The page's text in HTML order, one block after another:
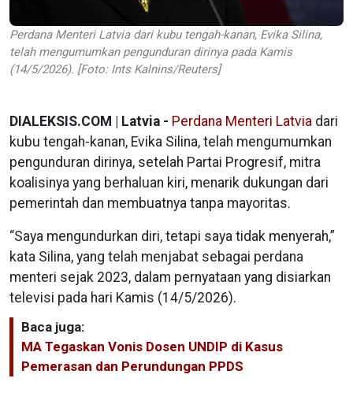
Perdana Menteri Latvia dari kubu tengah-kanan, Evika Silina,
telah mengumumkan pengunduran dirinya pada Kamis
(14/5/2026). [Foto: Ints Kalnins/Reuters]
DIALEKSIS.COM | Latvia - Perdana Menteri Latvia dari
kubu tengah-kanan, Evika Silina, telah mengumumkan
pengunduran dirinya, setelah Partai Progresif, mitra
koalisinya yang berhaluan kiri, menarik dukungan dari
pemerintah dan membuatnya tanpa mayoritas.
“Saya mengundurkan diri, tetapi saya tidak menyerah,”
kata Silina, yang telah menjabat sebagai perdana
menteri sejak 2023, dalam pernyataan yang disiarkan
televisi pada hari Kamis (14/5/2026).
Baca juga:
MA Tegaskan Vonis Dosen UNDIP di Kasus
Pemerasan dan Perundungan PPDS